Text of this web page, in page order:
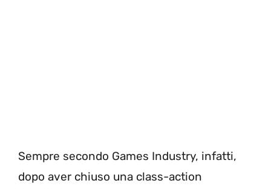
Sempre secondo Games Industry, infatti,
dopo aver chiuso una class-action